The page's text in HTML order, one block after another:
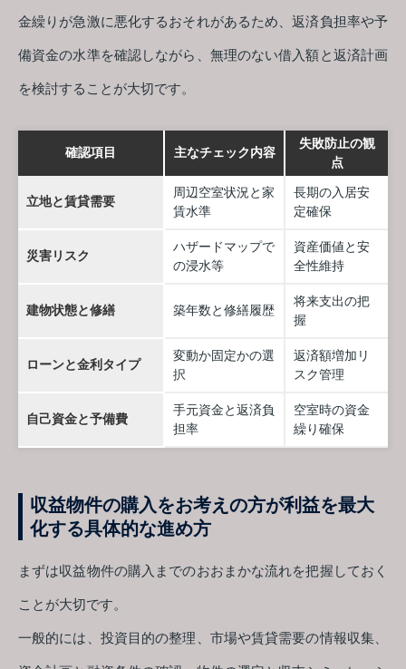
金繰りが急激に悪化するおそれがあるため、返済負担率や予
備資金の水準を確認しながら、無理のない借入額と返済計画
を検討することが大切です。
確認項目 主なチェック内容
失敗防止の観
点
立地と賃貸需要
周辺空室状況と家
賃水準
長期の入居安
定確保
災害リスク
ハザードマップで
の浸水等
資産価値と安
全性維持
建物状態と修繕 築年数と修繕履歴
将来支出の把
握
ローンと金利タイプ
変動か固定かの選
択
返済額増加リ
スク管理
自己資金と予備費
手元資金と返済負
担率
空室時の資金
繰り確保
収益物件の購入をお考えの方が利益を最大
化する具体的な進め方
まずは収益物件の購入までのおおまかな流れを把握しておく
ことが大切です。
一般的には、投資目的の整理、市場や賃貸需要の情報収集、